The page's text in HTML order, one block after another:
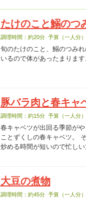
たけのこと鰯のつ
調理時間：約20分 予算（一人分
旬のたけのこと、鰯のつみ
いるので体があったまりま
豚バラ肉と春キャ
調理時間：約15分 予算（一人分
春キャベツが出回る季節が
ことずくしの春キャベツ。
炒める時間が短いので忙し
大豆の煮物
調理時間：約45分 予算（一人分